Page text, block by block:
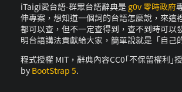
iTaigi愛台語-群眾台語辭典是 g0v 零時政府
伸專案，想知道一個詞的台語怎麼說，來這
都可以查，但不一定查得到，查不到時可以
明台語講法貢獻給大家，簡單說就是「自己
程式授權 MIT，辭典內容CC0｢不保留權利｣
by BootStrap 5.